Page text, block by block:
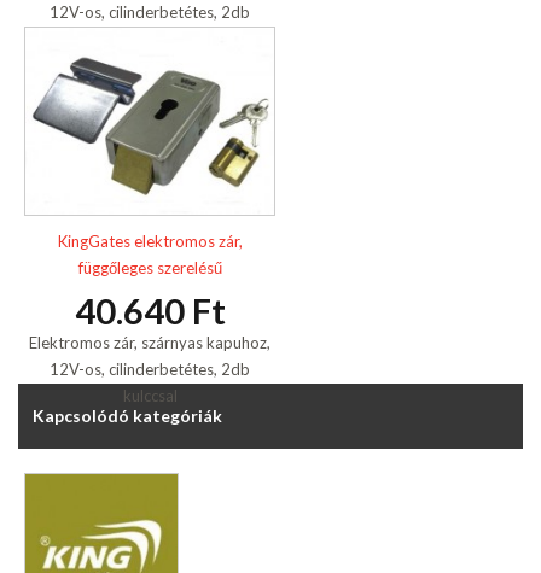
12V-os, cilinderbetétes, 2db
KingGates elektromos zár,
függőleges szerelésű
40.640 Ft
Elektromos zár, szárnyas kapuhoz,
12V-os, cilinderbetétes, 2db
kulccsal
Kapcsolódó kategóriák